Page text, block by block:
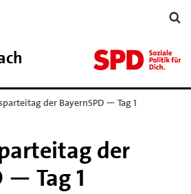
der BayernSPD — Tag 1
der
— Tag 1